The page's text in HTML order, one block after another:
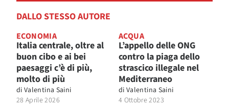
DALLO STESSO AUTORE
ECONOMIA
Italia centrale, oltre al
buon cibo e ai bei
paesaggi c’è di più,
molto di più
di Valentina Saini
28 Aprile 2026
ACQUA
L’appello delle ONG
contro la piaga dello
strascico illegale nel
Mediterraneo
di Valentina Saini
4 Ottobre 2023